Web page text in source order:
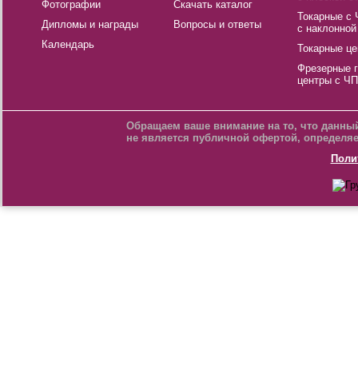
Фотографии
Дипломы и награды
Календарь
Скачать каталог
Вопросы и ответы
Токарные с
с
Токарные
Фрезерные
центры с
Обращаем ваше внимание на то, что
не является публичной офертой,